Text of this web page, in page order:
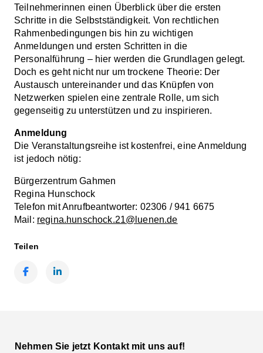
Teilnehmerinnen einen Überblick über die ersten
Schritte in die Selbstständigkeit. Von rechtlichen
Rahmenbedingungen bis hin zu wichtigen
Anmeldungen und ersten Schritten in die
Personalführung – hier werden die Grundlagen gelegt.
Doch es geht nicht nur um trockene Theorie: Der
Austausch untereinander und das Knüpfen von
Netzwerken spielen eine zentrale Rolle, um sich
gegenseitig zu unterstützen und zu inspirieren.
Anmeldung
Die Veranstaltungsreihe ist kostenfrei, eine Anmeldung
ist jedoch nötig:
Bürgerzentrum Gahmen
Regina Hunschock
Telefon mit Anrufbeantworter: 02306 / 941 6675
Mail: regina.hunschock.21@luenen.de
Teilen
Nehmen Sie jetzt Kontakt mit uns auf!